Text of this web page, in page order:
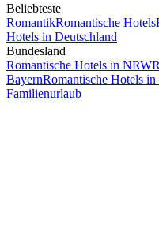
Beliebteste
RomantikRomantische Hotels
Hotels in Deutschland
Bundesland
Romantische Hotels in NRW
BayernRomantische Hotels in
Familienurlaub